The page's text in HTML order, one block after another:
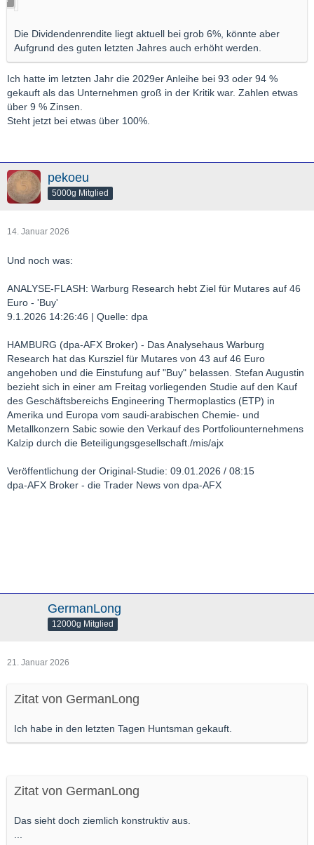
Die Dividendenrendite liegt aktuell bei grob 6%, könnte aber
Aufgrund des guten letzten Jahres auch erhöht werden.
Ich hatte im letzten Jahr die 2029er Anleihe bei 93 oder 94 %
gekauft als das Unternehmen groß in der Kritik war. Zahlen etwas
über 9 % Zinsen.
Steht jetzt bei etwas über 100%.
pekoeu
5000g Mitglied
14. Januar 2026
Und noch was:
ANALYSE-FLASH: Warburg Research hebt Ziel für Mutares auf 46
Euro - 'Buy'
9.1.2026 14:26:46 | Quelle: dpa
HAMBURG (dpa-AFX Broker) - Das Analysehaus Warburg
Research hat das Kursziel für Mutares von 43 auf 46 Euro
angehoben und die Einstufung auf "Buy" belassen. Stefan Augustin
bezieht sich in einer am Freitag vorliegenden Studie auf den Kauf
des Geschäftsbereichs Engineering Thermoplastics (ETP) in
Amerika und Europa vom saudi-arabischen Chemie- und
Metallkonzern Sabic sowie den Verkauf des Portfoliounternehmens
Kalzip durch die Beteiligungsgesellschaft./mis/ajx
Veröffentlichung der Original-Studie: 09.01.2026 / 08:15
dpa-AFX Broker - die Trader News von dpa-AFX
GermanLong
12000g Mitglied
21. Januar 2026
Zitat von GermanLong
Ich habe in den letzten Tagen Huntsman gekauft.
Zitat von GermanLong
Das sieht doch ziemlich konstruktiv aus.